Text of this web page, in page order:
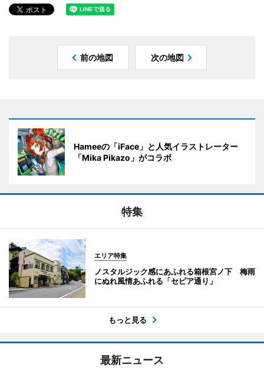
前の地図 次の地図
Hameeの「iFace」と人気イラストレーター
「Mika Pikazo」がコラボ
特集
エリア特集
ノスタルジック感にあふれる箱根宮ノ下 梅雨
にぬれ風情あふれる「セピア通り」
もっと見る
最新ニュース